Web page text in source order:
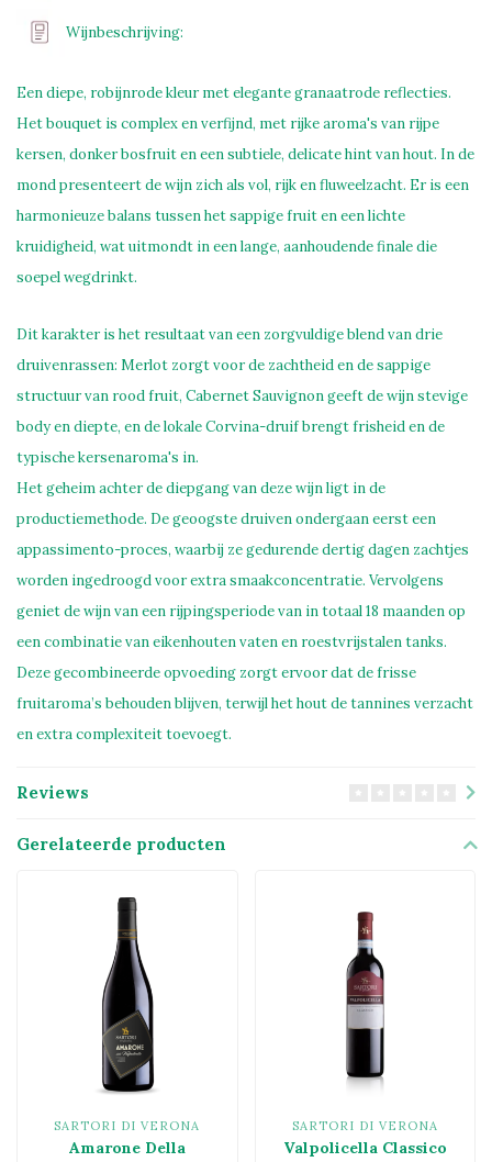
Wijnbeschrijving:
Een diepe, robijnrode kleur met elegante granaatrode reflecties.
Het bouquet is complex en verfijnd, met rijke aroma's van rijpe
kersen, donker bosfruit en een subtiele, delicate hint van hout. In de
mond presenteert de wijn zich als vol, rijk en fluweelzacht. Er is een
harmonieuze balans tussen het sappige fruit en een lichte
kruidigheid, wat uitmondt in een lange, aanhoudende finale die
soepel wegdrinkt.
Dit karakter is het resultaat van een zorgvuldige blend van drie
druivenrassen: Merlot zorgt voor de zachtheid en de sappige
structuur van rood fruit, Cabernet Sauvignon geeft de wijn stevige
body en diepte, en de lokale Corvina-druif brengt frisheid en de
typische kersenaroma's in.
Het geheim achter de diepgang van deze wijn ligt in de
productiemethode. De geoogste druiven ondergaan eerst een
appassimento-proces, waarbij ze gedurende dertig dagen zachtjes
worden ingedroogd voor extra smaakconcentratie. Vervolgens
geniet de wijn van een rijpingsperiode van in totaal 18 maanden op
een combinatie van eikenhouten vaten en roestvrijstalen tanks.
Deze gecombineerde opvoeding zorgt ervoor dat de frisse
fruitaroma’s behouden blijven, terwijl het hout de tannines verzacht
en extra complexiteit toevoegt.
Reviews
Gerelateerde producten
SARTORI DI VERONA
Amarone Della
SARTORI DI VERONA
Valpolicella Classico